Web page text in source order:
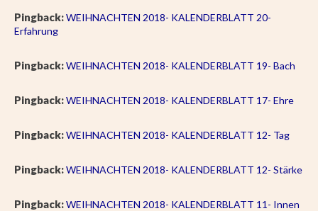
Pingback:WEIHNACHTEN 2018- KALENDERBLATT 20-
Erfahrung
Pingback:WEIHNACHTEN 2018- KALENDERBLATT 19- Bach
Pingback:WEIHNACHTEN 2018- KALENDERBLATT 17- Ehre
Pingback:WEIHNACHTEN 2018- KALENDERBLATT 12- Tag
Pingback:WEIHNACHTEN 2018- KALENDERBLATT 12- Stärke
Pingback:WEIHNACHTEN 2018- KALENDERBLATT 11- Innen